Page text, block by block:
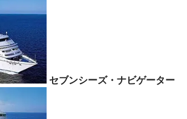
セブンシーズ・ナビゲーター